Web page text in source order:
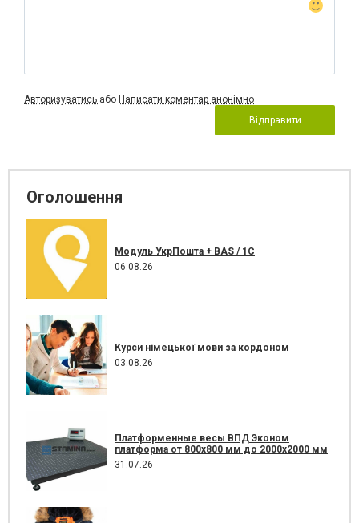
Авторизуватись або Написати коментар анонімно
Відправити
Оголошення
Модуль УкрПошта + BAS / 1C
06.08.26
Курси німецької мови за кордоном
03.08.26
Платформенные весы ВПД Эконом
платформа от 800х800 мм до 2000х2000 мм
31.07.26